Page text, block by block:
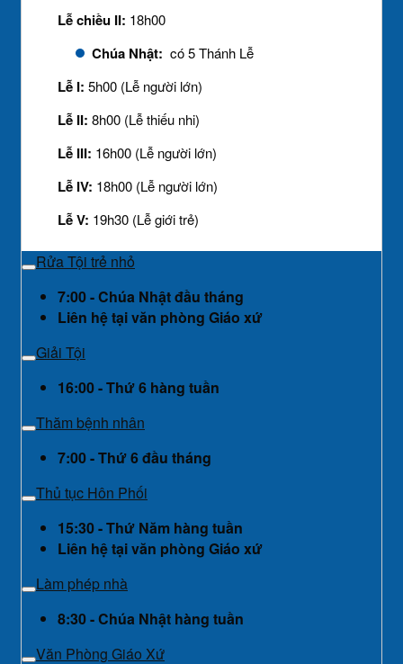
Lễ chiều II: 18h00
Chúa Nhật: có 5 Thánh Lễ
Lễ I: 5h00 (Lễ người lớn)
Lễ II: 8h00 (Lễ thiếu nhi)
Lễ III: 16h00 (Lễ người lớn)
Lễ IV: 18h00 (Lễ người lớn)
Lễ V: 19h30 (Lễ giới trẻ)
Rửa Tội trẻ nhỏ
7:00 - Chúa Nhật đầu tháng
Liên hệ tại văn phòng Giáo xứ
Giải Tội
16:00 - Thứ 6 hàng tuần
Thăm bệnh nhân
7:00 - Thứ 6 đầu tháng
Thủ tục Hôn Phối
15:30 - Thứ Năm hàng tuần
Liên hệ tại văn phòng Giáo xứ
Làm phép nhà
8:30 - Chúa Nhật hàng tuần
Văn Phòng Giáo Xứ